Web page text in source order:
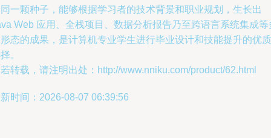
一颗种子，能够根据学习者的技术背景和职业规划，生长出
Web 应用、全栈项目、数据分析报告乃至跨语言系统集成等
态的成果，是计算机专业学生进行毕业设计和技能提升的优质
。
转载，请注明出处：http://www.nniku.com/product/62.html
时间：2026-08-07 06:39:56